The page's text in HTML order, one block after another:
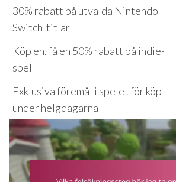
30% rabatt på utvalda Nintendo
Switch-titlar
Köp en, få en 50% rabatt på indie-
spel
Exklusiva föremål i spelet för köp
under helgdagarna